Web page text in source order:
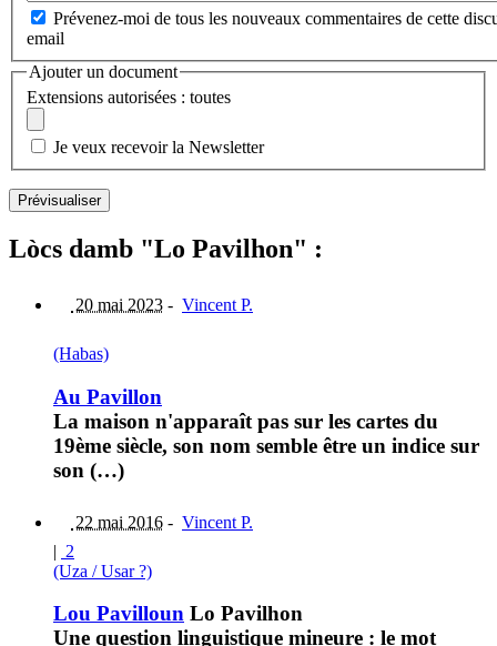
Prévenez-moi de tous les nouveaux commentaires de cette
email
Ajouter un document
Extensions autorisées : toutes
Je veux recevoir la Newsletter
Lòcs damb "Lo Pavilhon" :
20 mai 2023 - Vincent P.
(Habas)
Au Pavillon
La maison n'apparaît pas sur les cartes du
19ème siècle, son nom semble être un indice sur
son (…)
22 mai 2016 - Vincent P.
| 2
(Uza / Usar ?)
Lou Pavilloun Lo Pavilhon
Une question linguistique mineure : le mot